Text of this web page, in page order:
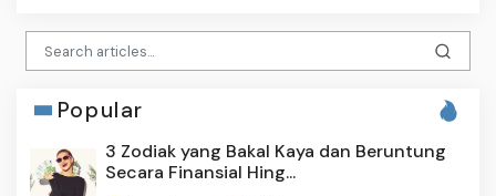
Popular
3 Zodiak yang Bakal Kaya dan Beruntung
Secara Finansial Hing...